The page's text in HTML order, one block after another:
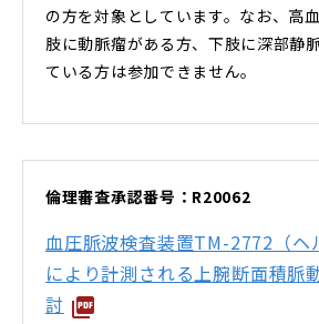
の方を対象としています。なお、高
肢に動脈瘤がある方、下肢に深部静
ている方は参加できません。
倫理審査承認番号：R20062
血圧脈波検査装置TM-2772（ヘ
により計測される上腕断面積脈
討